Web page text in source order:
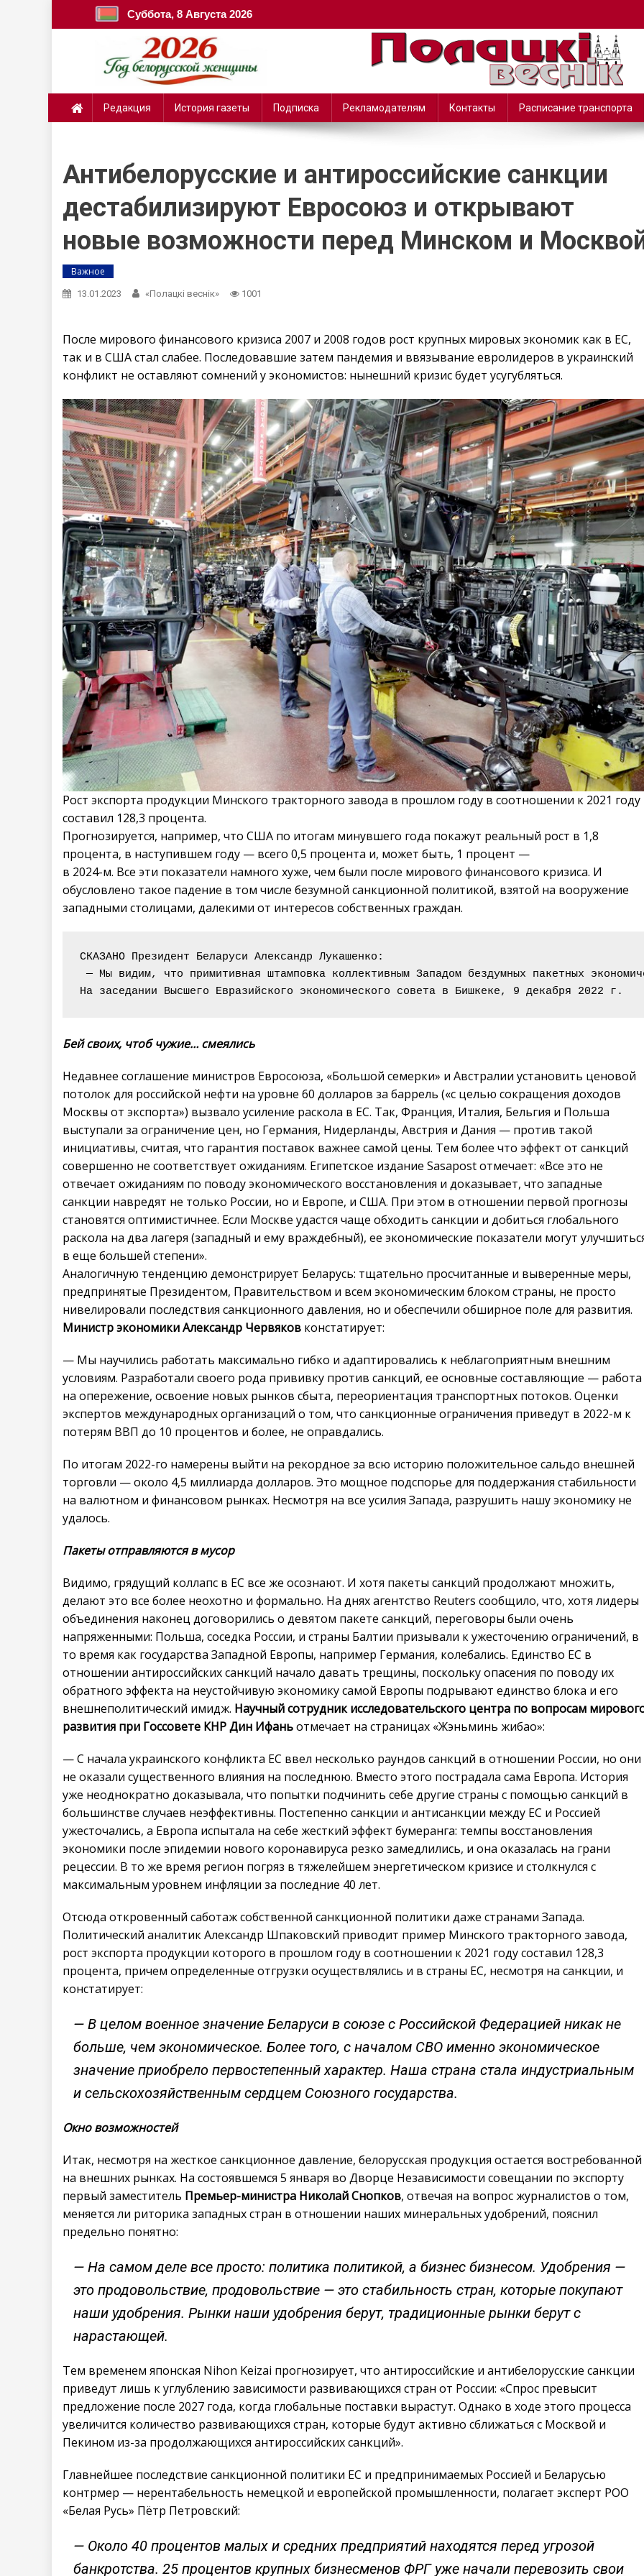
Суббота, 8 Августа 2026
Редакция История газеты Подписка Рекламодателям Контакты Расписание транспорта
Антибелорусские и антироссийские санкции
дестабилизируют Евросоюз и открывают
новые возможности перед Минском и
Важное
13.01.2023 «Полацкі веснік» 1001
После мирового финансового кризиса 2007 и 2008 годов рост крупных мировых экономик как в ЕС,
так и в США стал слабее. Последовавшие затем пандемия и ввязывание евролидеров в украинский
конфликт не оставляют сомнений у экономистов: нынешний кризис будет усугубляться.
Рост экспорта продукции Минского тракторного завода в прошлом году в соотношении к 2021 году
составил 128,3 процента.
Прогнозируется, например, что США по итогам минувшего года покажут реальный рост в 1,8
процента, в наступившем году — всего 0,5 процента и, может быть, 1 процент —
в 2024-м. Все эти показатели намного хуже, чем были после мирового финансового кризиса. И
обусловлено такое падение в том числе безумной санкционной политикой, взятой на вооружение
западными столицами, далекими от интересов собственных граждан.
СКАЗАНО Президент Беларуси Александр ­Лукашенко:
— Мы видим, что примитивная штамповка коллективным Западом бездумных пакетных
На заседании Высшего Евразийского экономического совета в Бишкеке, 9 декабря 2022 г.
Бей своих, чтоб чужие… смеялись
Недавнее соглашение министров Евросоюза, «Большой семерки» и Австралии установить ценовой
потолок для российской нефти на уровне 60 долларов за баррель («с целью сокращения доходов
Москвы от экспорта») вызвало усиление раскола в ЕС. Так, Франция, Италия, Бельгия и Польша
выступали за ограничение цен, но Германия, Нидерланды, Австрия и Дания — против такой
инициативы, считая, что гарантия поставок важнее самой цены. Тем более что эффект от санкций
совершенно не соответствует ожиданиям. Египетское издание Sasapost отмечает: «Все это не
отвечает ожиданиям по поводу экономического восстановления и доказывает, что западные
санкции навредят не только России, но и Европе, и США. При этом в отношении первой прогнозы
становятся оптимистичнее. Если Москве удастся чаще обходить санкции и добиться глобального
раскола на два лагеря (западный и ему враждебный), ее экономические показатели могут
в еще большей степени».
Аналогичную тенденцию демонстрирует Беларусь: тщательно просчитанные и выверенные меры,
предпринятые ­Президентом, Правительством и всем экономическим блоком страны, не просто
нивелировали последствия санкционного давления, но и обеспечили обширное поле для развития.
Министр экономики Александр Червяков констатирует:
— Мы научились работать максимально гибко и адаптировались к неблагоприятным внешним
условиям. Разработали своего рода прививку против санкций, ее основные составляющие — работа
на опережение, освоение новых рынков сбыта, переориентация транспортных потоков. Оценки
экспертов международных организаций о том, что санкционные ограничения приведут в 2022-м к
потерям ВВП до 10 процентов и более, не оправдались.
По итогам 2022-го намерены вый­ти на рекордное за всю историю положительное сальдо внешней
торговли — около 4,5 миллиарда долларов. Это мощное подспорье для поддержания стабильности
на валютном и финансовом рынках. Несмотря на все усилия Запада, разрушить нашу экономику не
удалось.
Пакеты отправляются в мусор
Видимо, грядущий коллапс в ЕС все же осознают. И хотя пакеты санкций продолжают множить,
делают это все более неохотно и формально. На днях агентство Reuters сообщило, что, хотя лидеры
объединения наконец договорились о девятом пакете санкций, переговоры были очень
напряженными: Польша, соседка России, и страны Балтии призывали к ужесточению ограничений, в
то время как государства Западной Европы, например Германия, колебались. Единство ЕС в
отношении антироссийских санкций начало давать трещины, поскольку опасения по поводу их
обратного эффекта на неустойчивую экономику самой Европы подрывают единство блока и его
внешнеполитический имидж. Научный сотрудник исследовательского центра по вопросам
развития при Госсовете КНР Дин Ифаньотмечает на страницах «Жэньминь жибао»:
— С начала украинского конфликта ЕС ввел несколько раундов санкций в отношении России, но они
не оказали существенного влияния на последнюю. Вместо этого пострадала сама Европа. История
уже неоднократно доказывала, что попытки подчинить себе другие страны с помощью санкций в
большинстве случаев неэффективны. Постепенно санкции и антисанкции между ЕС и Россией
ужесточались, а Европа испытала на себе жесткий эффект бумеранга: темпы восстановления
экономики после эпидемии нового коронавируса резко замедлились, и она оказалась на грани
рецессии. В то же время регион погряз в тяжелейшем энергетическом кризисе и столкнулся с
максимальным уровнем инфляции за последние 40 лет.
Отсюда откровенный саботаж собственной санкционной политики даже странами Запада.
Политический аналитик Александр Шпаковский приводит пример Минского тракторного завода,
рост экспорта продукции которого в прошлом году в соотношении к 2021 году составил 128,3
процента, причем определенные отгрузки осуществлялись и в страны ЕС, несмотря на санкции, и
констатирует:
— В целом военное значение Беларуси в союзе с Российской Федерацией никак не
больше, чем экономическое. Более того, с началом СВО именно экономическое
значение приобрело первостепенный характер. Наша страна стала индустриальным
и сельскохозяйственным сердцем Союзного государства.
Окно возможностей
Итак, несмотря на жесткое санкционное давление, белорусская продукция остается востребованной
на внешних рынках. На состоявшемся 5 января во Дворце Независимости совещании по экспорту
первый заместитель Премьер-министра Николай Снопков, отвечая на вопрос журналистов о том,
меняется ли риторика западных стран в отношении наших минеральных удобрений, пояснил
предельно понятно:
— На самом деле все просто: политика политикой, а бизнес бизнесом. Удобрения —
это продовольствие, продовольствие — это стабильность стран, которые покупают
наши удобрения. Рынки наши удобрения берут, традиционные рынки берут с
нарастающей.
Тем временем японская Nihon Keizai прогнозирует, что антироссийские и антибелорусские санкции
приведут лишь к углублению зависимости развивающихся стран от России: «Спрос превысит
предложение после 2027 года, когда глобальные поставки вырастут. Однако в ходе этого процесса
увеличится количество развивающихся стран, которые будут активно сближаться с Москвой и
Пекином из-за продолжающихся антироссийских санкций».
Главнейшее последствие санкционной политики ЕС и предпринимаемых Россией и Беларусью
контрмер — нерентабельность немецкой и европейской промышленности, полагает эксперт РОО
«Белая Русь» Пётр Петровский:
— Около 40 процентов малых и средних предприятий находятся перед угрозой
банкротства. 25 процентов крупных бизнесменов ФРГ уже начали перево­зить свои